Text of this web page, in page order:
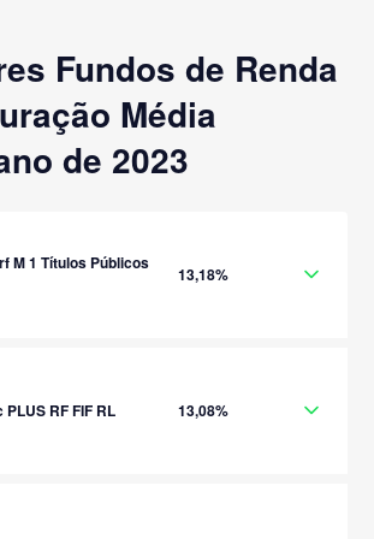
Fundos de Renda
Média
de 2023
M 1 Títulos Públicos
13,18%
RF FIF RL 13,08%